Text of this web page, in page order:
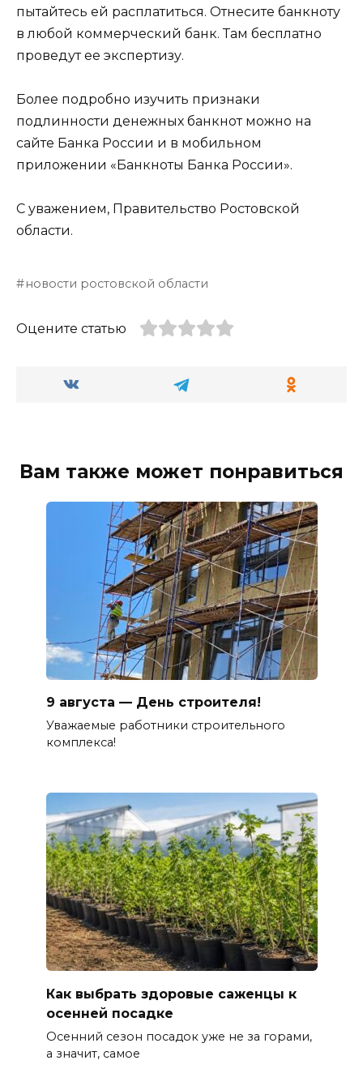
пытайтесь ей расплатиться. Отнесите банкноту
в любой коммерческий банк. Там бесплатно
проведут ее экспертизу.
Более подробно изучить признаки
подлинности денежных банкнот можно на
сайте Банка России и в мобильном
приложении «Банкноты Банка России».
С уважением, Правительство Ростовской
области.
новости ростовской области
Оцените статью
Вам также может понравиться
9 августа — День строителя!
Уважаемые работники строительного
комплекса!
Как выбрать здоровые саженцы к
осенней посадке
Осенний сезон посадок уже не за горами,
а значит, самое